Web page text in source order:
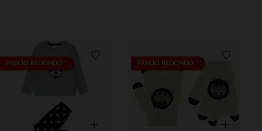
PRECIO REDONDO** Lista de requisitos
Vista rápida
PRECIO REDONDO**
Vista rápida